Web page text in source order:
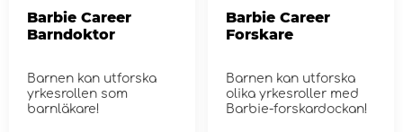
Barbie Career
Barndoktor
Barnen kan utforska
yrkesrollen som
barnläkare!
Barbie Career
Forskare
Barnen kan utforska
olika yrkesroller med
Barbie-forskardockan!